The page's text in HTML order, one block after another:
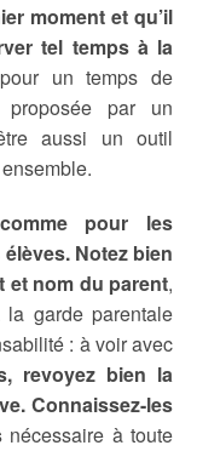
moment et qu’il
tel temps à la
un temps de
par un
aussi un outil
pour les
Notez bien
et nom du parent,
garde parentale
: à voir avec
revoyez bien la
Connaissez-les
nécessaire à toute